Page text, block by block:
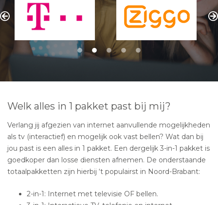
Welk alles in 1 pakket past bij mij?
Verlang jij afgezien van internet aanvullende mogelijkheden
als tv (interactief) en mogelijk ook vast bellen? Wat dan bij
jou past is een alles in 1 pakket. Een dergelijk 3-in-1 pakket is
goedkoper dan losse diensten afnemen. De onderstaande
totaalpakketten zijn hierbij ‘t populairst in Noord-Brabant:
2-in-1: Internet met televisie OF bellen.